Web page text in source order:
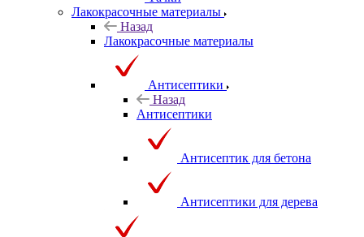
Лакокрасочные материалы
Назад
Лакокрасочные материалы
Антисептики
Назад
Антисептики
Антисептик для бетона
Антисептики для дерева